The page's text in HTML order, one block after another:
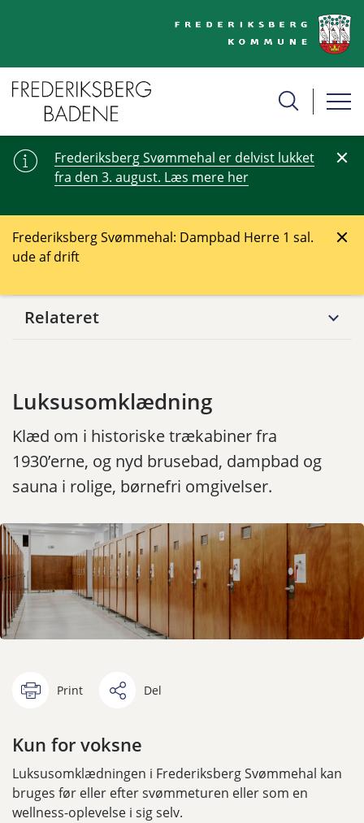
Frederiksberg Svømmehal er delvist lukket
fra den 3. august. Læs mere her
Frederiksberg Svømmehal: Dampbad Herre 1 sal.
ude af drift
Relateret
Luksusomklædning
Klæd om i historiske trækabiner fra
1930’erne, og nyd brusebad, dampbad og
sauna i rolige, børnefri omgivelser.
Print Del
Kun for voksne
Luksusomklædningen i Frederiksberg Svømmehal kan
bruges før eller efter svømmeturen eller som en
wellness-oplevelse i sig selv.